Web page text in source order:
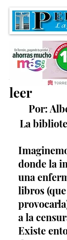
Algo
leer
Por:
La
donde la
una
libros
a la
Existe